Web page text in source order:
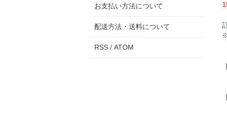
お支払い方法について
配送方法・送料について
RSS / ATOM